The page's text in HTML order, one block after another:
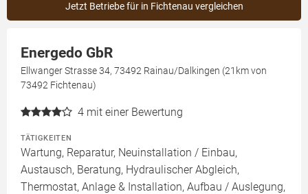
Jetzt Betriebe für in Fichtenau vergleichen
Energedo GbR
Ellwanger Strasse 34, 73492 Rainau/Dalkingen (21km von
73492 Fichtenau)
4 mit einer Bewertung
TÄTIGKEITEN
Wartung, Reparatur, Neuinstallation / Einbau,
Austausch, Beratung, Hydraulischer Abgleich,
Thermostat, Anlage & Installation, Aufbau / Auslegung,